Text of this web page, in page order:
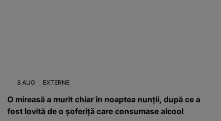
8 AUG EXTERNE
O mireasă a murit chiar în noaptea nunții, după ce a
fost lovită de o șoferiță care consumase alcool